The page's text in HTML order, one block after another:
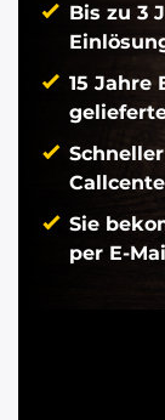
Bis zu 3
15 Jahre
Sie
per E-